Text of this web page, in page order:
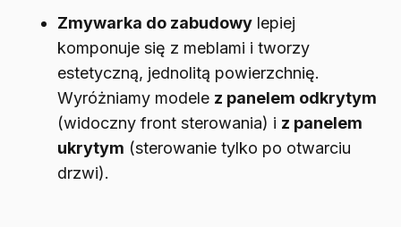
Zmywarka do zabudowy lepiej
komponuje się z meblami i tworzy
estetyczną, jednolitą powierzchnię.
Wyróżniamy modele z panelem odkrytym
(widoczny front sterowania) i z panelem
ukrytym (sterowanie tylko po otwarciu
drzwi).